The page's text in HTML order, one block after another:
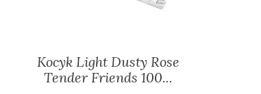
Kocyk Light Dusty Rose
Tender Friends 100...